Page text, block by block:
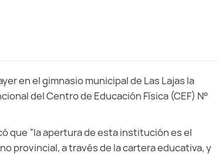
en el gimnasio municipal de Las Lajas la
del Centro de Educación Física (CEF) N°
que “la apertura de esta institución es el
provincial, a través de la cartera educativa, y